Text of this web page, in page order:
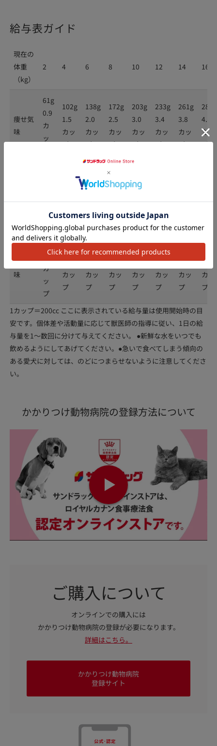
給与表ガイド
現在の
体重
（kg）
2 4 6 8 10 12 14 16
痩せ気
味
61g
0.9
カ
ッ
102g
1.5
カッ
プ
138g
2.0
カッ
プ
172g
2.5
カッ
プ
203g
3.0
カッ
プ
233g
3.4
カッ
プ
261g
3.8
カッ
プ
289g
4.3
カッ
プ
カッ
プ
122g
1.8
カッ
プ
151g
2.2
カッ
プ
2.6
カッ
プ
カッ
プ
カッ
カッ
太り気
味
46g
0.7
カ
ッ
プ
78g
1.1
カッ
プ
105g
1.5
カッ
プ
131g
1.9
カッ
プ
154g
2.3
カッ
プ
177g
2.6
カッ
プ
2.9
カッ
プ
3.2
カッ
プ
1カップ＝200cc ここに表示されている給与量は使用開始時の目
安です。個体差や活動量に応じて獣医師の指導に従い、1日の給
与量を1～数回に分けて与えてください。 ●新鮮な水をいつでも
飲めるようにしてあげてください。●急いで食べてしまう傾向の
ある愛犬に対しては、のどにつまらせないように注意してくださ
い。
かかりつけ動物病院の登録方法について
ご購入について
オンラインでの購入には
かかりつけ動物病院の登録が必要になります。
詳細はこちら。
かかりつけ動物病院
登録サイト
アク